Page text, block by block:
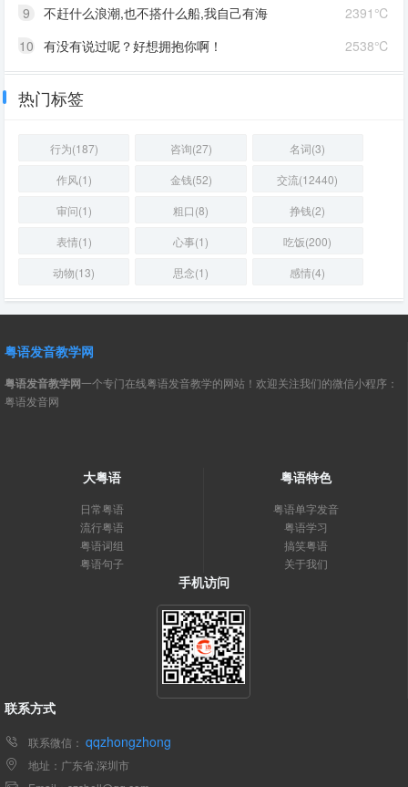
2391℃
9
不赶什么浪潮,也不搭什么船,我自己有海
2538℃
10 有没有说过呢？好想拥抱你啊！
热门标签
行为(187) 咨询(27)
名词(3)
作风(1)
金钱(52)
交流(12440)
审问(1)
粗口(8)
挣钱(2)
表情(1)
心事(1)
吃饭(200)
动物(13)
思念(1) 感情(4)
粤语发音教学网
粤语发音教学网一个专门在线粤语发音教学的网站！欢迎关注我们的微信小程序：
粤语发音网
大粤语
日常粤语
流行粤语
粤语词组
粤语句子
粤语特色
粤语单字发音
粤语学习
搞笑粤语
关于我们
手机访问
联系方式
联系微信： qqzhongzhong
地址：广东省.深圳市